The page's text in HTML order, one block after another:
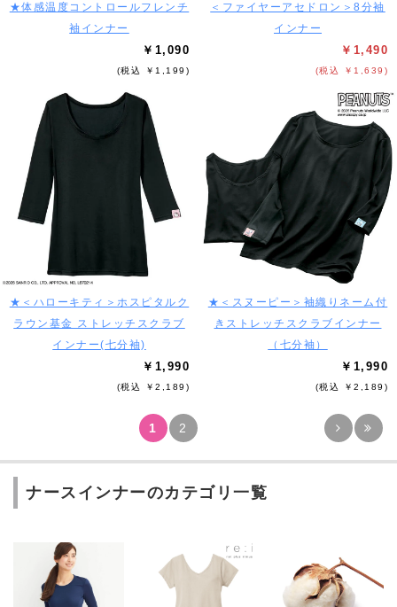
★体感温度コントロールフレンチ
袖インナー
￥1,090
(税込 ￥1,199)
＜ファイヤーアセドロン＞8分袖
インナー
￥1,490
(税込 ￥1,639)
★＜ハローキティ＞ホスピタルク
ラウン基金 ストレッチスクラブ
インナー(七分袖)
￥1,990
(税込 ￥2,189)
★＜スヌーピー＞袖織りネーム付
きストレッチスクラブインナー
（七分袖）
￥1,990
(税込 ￥2,189)
1 2
ナースインナーのカテゴリ一覧